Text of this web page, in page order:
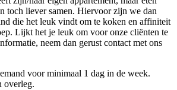
toch liever samen. Hiervoor zijn we dan
die het leuk vindt om te koken en affiniteit
Lijkt het je leuk om voor onze cliënten te
neem dan gerust contact met ons
voor minimaal 1 dag in de week.
overleg.